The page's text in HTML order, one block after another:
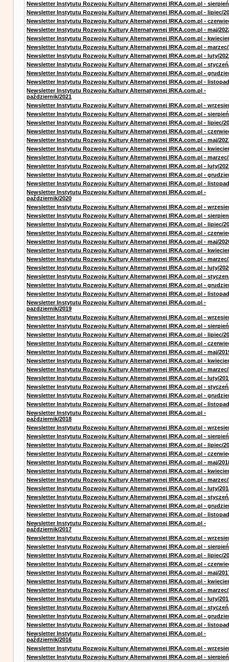
Newsletter Instytutu Rozwoju Kultury Alternatywnej IRKA.com.pl -
Newsletter Instytutu Rozwoju Kultury Alternatywnej IRKA.com.pl - lipiec/
Newsletter Instytutu Rozwoju Kultury Alternatywnej IRKA.com.pl -
Newsletter Instytutu Rozwoju Kultury Alternatywnej IRKA.com.pl - maj/
Newsletter Instytutu Rozwoju Kultury Alternatywnej IRKA.com.pl -
Newsletter Instytutu Rozwoju Kultury Alternatywnej IRKA.com.pl - marzec/
Newsletter Instytutu Rozwoju Kultury Alternatywnej IRKA.com.pl - luty/
Newsletter Instytutu Rozwoju Kultury Alternatywnej IRKA.com.pl -
Newsletter Instytutu Rozwoju Kultury Alternatywnej IRKA.com.pl -
Newsletter Instytutu Rozwoju Kultury Alternatywnej IRKA.com.pl -
Newsletter Instytutu Rozwoju Kultury Alternatywnej IRKA.com.pl -
październik/2021
Newsletter Instytutu Rozwoju Kultury Alternatywnej IRKA.com.pl -
Newsletter Instytutu Rozwoju Kultury Alternatywnej IRKA.com.pl -
Newsletter Instytutu Rozwoju Kultury Alternatywnej IRKA.com.pl - lipiec/
Newsletter Instytutu Rozwoju Kultury Alternatywnej IRKA.com.pl -
Newsletter Instytutu Rozwoju Kultury Alternatywnej IRKA.com.pl - maj/
Newsletter Instytutu Rozwoju Kultury Alternatywnej IRKA.com.pl -
Newsletter Instytutu Rozwoju Kultury Alternatywnej IRKA.com.pl - marzec/
Newsletter Instytutu Rozwoju Kultury Alternatywnej IRKA.com.pl - luty/
Newsletter Instytutu Rozwoju Kultury Alternatywnej IRKA.com.pl -
Newsletter Instytutu Rozwoju Kultury Alternatywnej IRKA.com.pl -
Newsletter Instytutu Rozwoju Kultury Alternatywnej IRKA.com.pl -
październik/2020
Newsletter Instytutu Rozwoju Kultury Alternatywnej IRKA.com.pl -
Newsletter Instytutu Rozwoju Kultury Alternatywnej IRKA.com.pl -
Newsletter Instytutu Rozwoju Kultury Alternatywnej IRKA.com.pl - lipiec/
Newsletter Instytutu Rozwoju Kultury Alternatywnej IRKA.com.pl -
Newsletter Instytutu Rozwoju Kultury Alternatywnej IRKA.com.pl - maj/
Newsletter Instytutu Rozwoju Kultury Alternatywnej IRKA.com.pl -
Newsletter Instytutu Rozwoju Kultury Alternatywnej IRKA.com.pl - marzec/
Newsletter Instytutu Rozwoju Kultury Alternatywnej IRKA.com.pl - luty/
Newsletter Instytutu Rozwoju Kultury Alternatywnej IRKA.com.pl -
Newsletter Instytutu Rozwoju Kultury Alternatywnej IRKA.com.pl -
Newsletter Instytutu Rozwoju Kultury Alternatywnej IRKA.com.pl -
Newsletter Instytutu Rozwoju Kultury Alternatywnej IRKA.com.pl -
pazdziernik/2019
Newsletter Instytutu Rozwoju Kultury Alternatywnej IRKA.com.pl -
Newsletter Instytutu Rozwoju Kultury Alternatywnej IRKA.com.pl -
Newsletter Instytutu Rozwoju Kultury Alternatywnej IRKA.com.pl - lipiec/
Newsletter Instytutu Rozwoju Kultury Alternatywnej IRKA.com.pl -
Newsletter Instytutu Rozwoju Kultury Alternatywnej IRKA.com.pl - maj/
Newsletter Instytutu Rozwoju Kultury Alternatywnej IRKA.com.pl -
Newsletter Instytutu Rozwoju Kultury Alternatywnej IRKA.com.pl - marzec/
Newsletter Instytutu Rozwoju Kultury Alternatywnej IRKA.com.pl - luty/
Newsletter Instytutu Rozwoju Kultury Alternatywnej IRKA.com.pl -
Newsletter Instytutu Rozwoju Kultury Alternatywnej IRKA.com.pl -
Newsletter Instytutu Rozwoju Kultury Alternatywnej IRKA.com.pl -
Newsletter Instytutu Rozwoju Kultury Alternatywnej IRKA.com.pl -
październik/2018
Newsletter Instytutu Rozwoju Kultury Alternatywnej IRKA.com.pl -
Newsletter Instytutu Rozwoju Kultury Alternatywnej IRKA.com.pl -
Newsletter Instytutu Rozwoju Kultury Alternatywnej IRKA.com.pl - lipiec/
Newsletter Instytutu Rozwoju Kultury Alternatywnej IRKA.com.pl -
Newsletter Instytutu Rozwoju Kultury Alternatywnej IRKA.com.pl - maj/
Newsletter Instytutu Rozwoju Kultury Alternatywnej IRKA.com.pl -
Newsletter Instytutu Rozwoju Kultury Alternatywnej IRKA.com.pl - marzec/
Newsletter Instytutu Rozwoju Kultury Alternatywnej IRKA.com.pl - luty/
Newsletter Instytutu Rozwoju Kultury Alternatywnej IRKA.com.pl -
Newsletter Instytutu Rozwoju Kultury Alternatywnej IRKA.com.pl -
Newsletter Instytutu Rozwoju Kultury Alternatywnej IRKA.com.pl -
Newsletter Instytutu Rozwoju Kultury Alternatywnej IRKA.com.pl -
październik/2017
Newsletter Instytutu Rozwoju Kultury Alternatywnej IRKA.com.pl -
Newsletter Instytutu Rozwoju Kultury Alternatywnej IRKA.com.pl -
Newsletter Instytutu Rozwoju Kultury Alternatywnej IRKA.com.pl - lipiec/
Newsletter Instytutu Rozwoju Kultury Alternatywnej IRKA.com.pl -
Newsletter Instytutu Rozwoju Kultury Alternatywnej IRKA.com.pl - maj/
Newsletter Instytutu Rozwoju Kultury Alternatywnej IRKA.com.pl -
Newsletter Instytutu Rozwoju Kultury Alternatywnej IRKA.com.pl - marzec/
Newsletter Instytutu Rozwoju Kultury Alternatywnej IRKA.com.pl - luty/
Newsletter Instytutu Rozwoju Kultury Alternatywnej IRKA.com.pl -
Newsletter Instytutu Rozwoju Kultury Alternatywnej IRKA.com.pl -
Newsletter Instytutu Rozwoju Kultury Alternatywnej IRKA.com.pl -
Newsletter Instytutu Rozwoju Kultury Alternatywnej IRKA.com.pl -
październik/2016
Newsletter Instytutu Rozwoju Kultury Alternatywnej IRKA.com.pl -
Newsletter Instytutu Rozwoju Kultury Alternatywnej IRKA.com.pl -